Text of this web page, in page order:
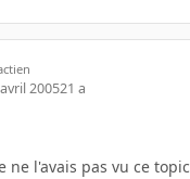
200521 a
ne l'avais pas vu ce topic